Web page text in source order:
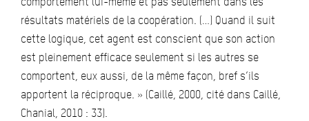
résultats matériels de la coopération. (…) Quand il suit
cette logique, cet agent est conscient que son action
est pleinement efficace seulement si les autres se
comportent, eux aussi, de la même façon, bref s’ils
apportent la réciproque. » (Caillé, 2000, cité dans Caillé,
Chanial, 2010 : 33).